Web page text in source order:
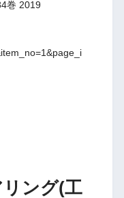
巻 2019
ング(工